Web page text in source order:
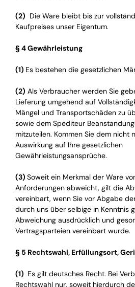
(2) Die Ware bleibt bis zur
Kaufpreises unser Eigentum.
§ 4 Gewährleistung
(1) Es bestehen die gesetzlichen
(2) Als Verbraucher werden Sie
Lieferung umgehend auf
Mängel und Transportschäden zu
sowie dem Spediteur
mitzuteilen. Kommen Sie dem nicht
Auswirkung auf Ihre gesetzlichen
Gewährleistungsansprüche.
(3) Soweit ein Merkmal der Ware
Anforderungen abweicht, gilt die
vereinbart, wenn Sie vor Abgabe
durch uns über selbige in Kenntnis
Abweichung ausdrücklich und
Vertragsparteien vereinbart wurde.
§ 5 Rechtswahl, Erfüllungsort,
(1) Es gilt deutsches Recht. Bei
Rechtswahl nur, soweit hierdurch